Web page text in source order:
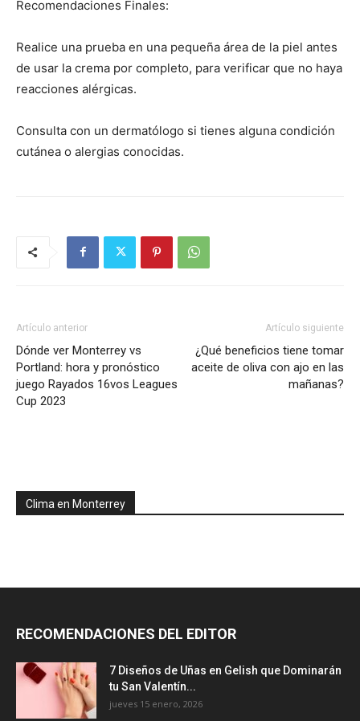
Recomendaciones Finales:
Realice una prueba en una pequeña área de la piel antes
de usar la crema por completo, para verificar que no haya
reacciones alérgicas.
Consulta con un dermatólogo si tienes alguna condición
cutánea o alergias conocidas.
Artículo anterior
Dónde ver Monterrey vs
Portland: hora y pronóstico
juego Rayados 16vos Leagues
Cup 2023
Artículo siguiente
¿Qué beneficios tiene tomar
aceite de oliva con ajo en las
mañanas?
Clima en Monterrey
RECOMENDACIONES DEL EDITOR
7 Diseños de Uñas en Gelish que Dominarán
tu San Valentín...
jueves 15 enero, 2026